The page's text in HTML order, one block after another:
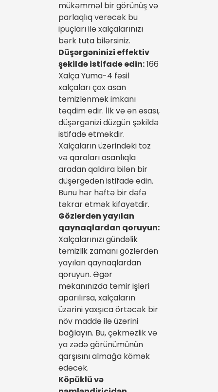
mükəmməl bir görünüş və
parlaqlıq verəcək bu
ipuçları ilə xalçalarınızı
bərk tuta bilərsiniz.
Düşərgəninizi effektiv
şəkildə istifadə edin:166
Xalça Yuma-4 fəsil
xalçaları çox asan
təmizlənmək imkanı
təqdim edir. İlk və ən əsası,
düşərgənizi düzgün şəkildə
istifadə etməkdir.
Xalçaların üzərindəki toz
və qaraları asanlıqla
aradan qaldıra bilən bir
düşərgədən istifadə edin.
Bunu hər həftə bir dəfə
təkrar etmək kifayətdir.
Gözlərdən yayılan
qaynaqlardan qoruyun:
Xalçalarınızı gündəlik
təmizlik zamanı gözlərdən
yayılan qaynaqlardan
qoruyun. Əgər
məkanınızda təmir işləri
aparılırsa, xalçaların
üzərini yaxşıca örtəcək bir
növ maddə ilə üzərini
bağlayın. Bu, çəkməzlik və
ya zədə görünümünün
qarşısını almağa kömək
edəcək.
Köpüklü və